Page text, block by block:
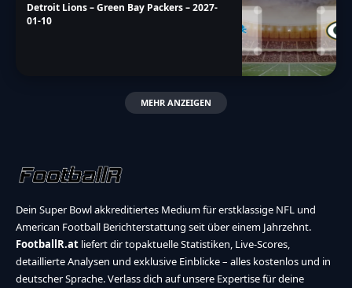
Detroit Lions – Green Bay Packers – 2027-
01-10
MEHR ANZEIGEN
Dein Super Bowl akkreditiertes Medium für erstklassige NFL und
American Football Berichterstattung seit über einem Jahrzehnt.
FootballR.at liefert dir topaktuelle Statistiken, Live-Scores,
detaillierte Analysen und exklusive Einblicke – alles kostenlos und in
deutscher Sprache. Verlass dich auf unsere Expertise für deine